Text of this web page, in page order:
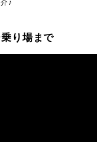
♪
り場まで